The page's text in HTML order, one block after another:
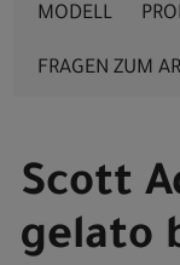
MODELL
FRAGEN ZUM
Scott
gelato